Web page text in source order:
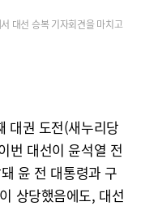
대선 승복 기자회견을 마치고
대권 도전(새누리당
번 대선이 윤석열 전
윤 전 대통령과 구
상당했음에도, 대선